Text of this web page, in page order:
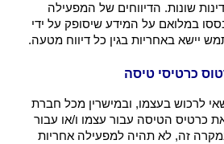
שונות. הדיווחים של המפעילה
במלואם על המידע שיסופק על ידי
יישא באחריות בגין כל דיווח מטעה.
כרטיסי טיסה
לרכוש בעצמו, ובמישרין מכל חברת
כרטיס הטיסה עבור עצמו ו/או עבור
זה, לא תהיה למפעילה אחריות